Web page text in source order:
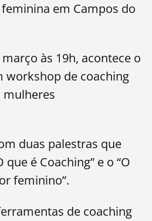
em Campos do
às 19h, acontece o
workshop de coaching
mulheres
duas palestras que
é Coaching” e o “O
feminino”.
de coaching